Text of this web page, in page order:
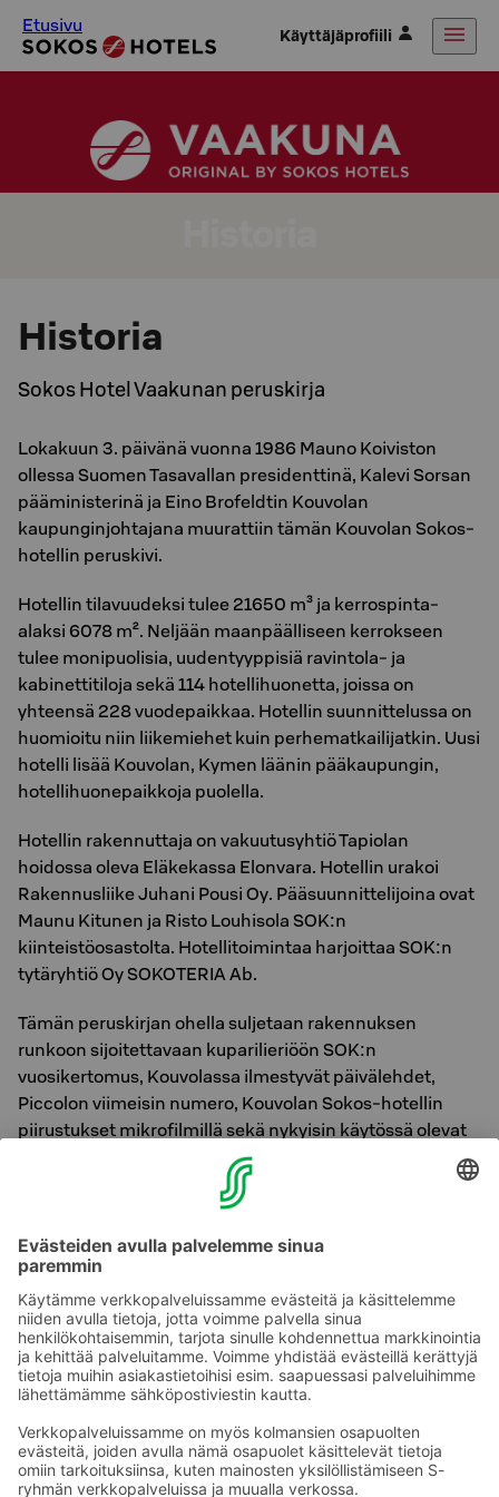
Etusivu Käyttäjäprofiili
Historia
Sokos Hotel Vaakunan peruskirja
Lokakuun 3. päivänä vuonna 1986 Mauno Koiviston
ollessa Suomen Tasavallan presidenttinä, Kalevi Sorsan
pääministerinä ja Eino Brofeldtin Kouvolan
kaupunginjohtajana muurattiin tämän Kouvolan Sokos-
hotellin peruskivi.
Hotellin tilavuudeksi tulee 21650 m³ ja kerrospinta-
alaksi 6078 m². Neljään maanpäälliseen kerrokseen
tulee monipuolisia, uudentyyppisiä ravintola- ja
kabinettitiloja sekä 114 hotellihuonetta, joissa on
yhteensä 228 vuodepaikkaa. Hotellin suunnittelussa on
huomioitu niin liikemiehet kuin perhematkailijatkin. Uusi
hotelli lisää Kouvolan, Kymen läänin pääkaupungin,
hotellihuonepaikkoja puolella.
Hotellin rakennuttaja on vakuutusyhtiö Tapiolan
hoidossa oleva Eläkekassa Elonvara. Hotellin urakoi
Rakennusliike Juhani Pousi Oy. Pääsuunnittelijoina ovat
Maunu Kitunen ja Risto Louhisola SOK:n
kiinteistöosastolta. Hotellitoimintaa harjoittaa SOK:n
tytäryhtiö Oy SOKOTERIA Ab.
Tämän peruskirjan ohella suljetaan rakennuksen
runkoon sijoitettavaan kuparilieriöön SOK:n
vuosikertomus, Kouvolassa ilmestyvät päivälehdet,
Piccolon viimeisin numero, Kouvolan Sokos-hotellin
piirustukset mikrofilmillä sekä nykyisin käytössä olevat
Suomen Tasavallan metallirahat, yksi kappale kutakin.
Kouvolassa 3. lokakuuta 1986.
Nykyisin Original Sokos Hotel Vaakunan hotelli- ja
ravintolatoimintaa harjoittaa Kymen Seudun
Osuuskauppa. Hotellissa on 170 huonetta, upeat saunat,
kokoustilat ja kuntosali.
Ota yhteyttä
Sokos Hotels uutiskirje